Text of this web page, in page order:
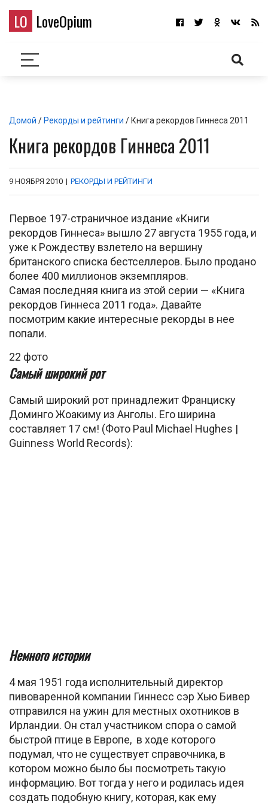
LO LoveOpium
Домой / Рекорды и рейтинги / Книга рекордов Гиннеса 2011
Книга рекордов Гиннеса 2011
9 НОЯБРЯ 2010 | РЕКОРДЫ И РЕЙТИНГИ
Первое 197-страничное издание «Книги
рекордов Гиннеса» вышло 27 августа 1955 года, и
уже к Рождеству взлетело на вершину
британского списка бестселлеров. Было продано
более 400 миллионов экземпляров.
Самая последняя книга из этой серии — «Книга
рекордов Гиннеса 2011 года». Давайте
посмотрим какие интересные рекорды в нее
попали.
22 фото
Самый широкий рот
Самый широкий рот принадлежит Франциску
Доминго Жоакиму из Анголы. Его ширина
составляет 17 см! (Фото Paul Michael Hughes |
Guinness World Records):
Немного истории
4 мая 1951 года исполнительный директор
пивоваренной компании Гиннесс сэр Хью Бивер
отправился на ужин для местных охотников в
Ирландии. Он стал участником спора о самой
быстрой птице в Европе, в ходе которого
подумал, что не существует справочника, в
котором можно было бы посмотреть такую
информацию. Вот тогда у него и родилась идея
создать подобную книгу, которая, как ему